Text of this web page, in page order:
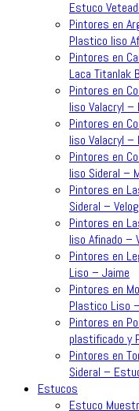
Estuco
Pintores en
Plastico liso
Pintores en
Laca Titanlak
Pintores en
liso Valacryl –
Pintores en
liso Valacryl –
Pintores en
liso Sideral –
Pintores en
Sideral –
Pintores en
liso Afinado –
Pintores en
Liso – Jaime
Pintores en
Plastico Liso
Pintores en
plastificado y
Pintores en
Sideral –
Estucos
Estuco